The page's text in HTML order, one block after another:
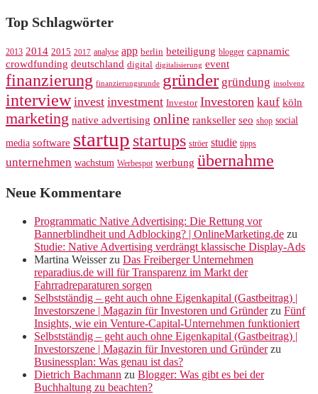
Top Schlagwörter
2013 2014 2015 2017 analyse app berlin beteiligung blogger capnamic
crowdfunding deutschland digital digitalisierung event
finanzierung finanzierungsrunde gründer gründung insolvenz
interview invest investment Investor Investoren kauf köln
marketing native advertising online rankseller seo shop social
media software startup startups ströer studie tipps
unternehmen wachstum Werbespot werbung übernahme
Neue Kommentare
Programmatic Native Advertising: Die Rettung vor
Bannerblindheit und Adblocking? | OnlineMarketing.de zu
Studie: Native Advertising verdrängt klassische Display-Ads
Martina Weisserzu Das Freiberger Unternehmen
reparadius.de will für Transparenz im Markt der
Fahrradreparaturen sorgen
Selbstständig – geht auch ohne Eigenkapital (Gastbeitrag) |
Investorszene | Magazin für Investoren und Gründerzu Fünf
Insights, wie ein Venture-Capital-Unternehmen funktioniert
Selbstständig – geht auch ohne Eigenkapital (Gastbeitrag) |
Investorszene | Magazin für Investoren und Gründerzu
Businessplan: Was genau ist das?
Dietrich Bachmann zu Blogger: Was gibt es bei der
Buchhaltung zu beachten?